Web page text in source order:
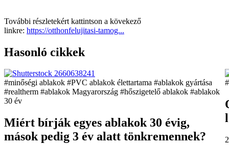
További részletekért kattintson a kövekező
linkre: https://otthonfelujitasi-tamog...
Hasonló cikkek
#minőségi ablakok #PVC ablakok élettartama #ablakok gyártása
#realtherm #ablakok Magyarország #hőszigetelő ablakok #ablakok
30 év
Miért bírják egyes ablakok 30 évig,
mások pedig 3 év alatt tönkremennek?